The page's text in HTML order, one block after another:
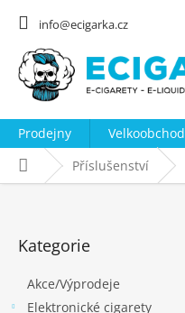
info@ecigarka.cz
Prodejny Velkoobchod
Domů Příslušenství
kategorie
Kategorie
Akce/Výprodeje
Elektronické cigarety